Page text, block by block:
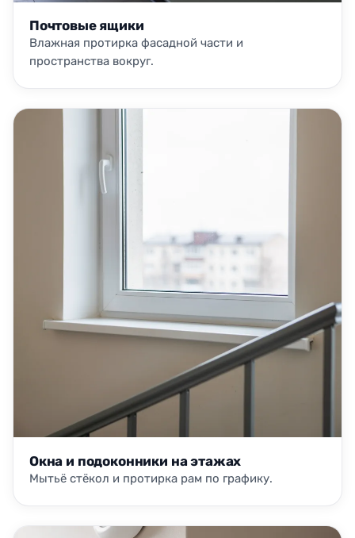
Почтовые ящики
Влажная протирка фасадной части и
пространства вокруг.
Окна и подоконники на этажах
Мытьё стёкол и протирка рам по графику.